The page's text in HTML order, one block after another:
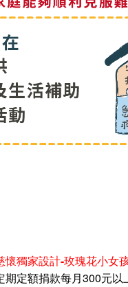
懷獨家設計-玫瑰花小女
期定額捐款每月300元以